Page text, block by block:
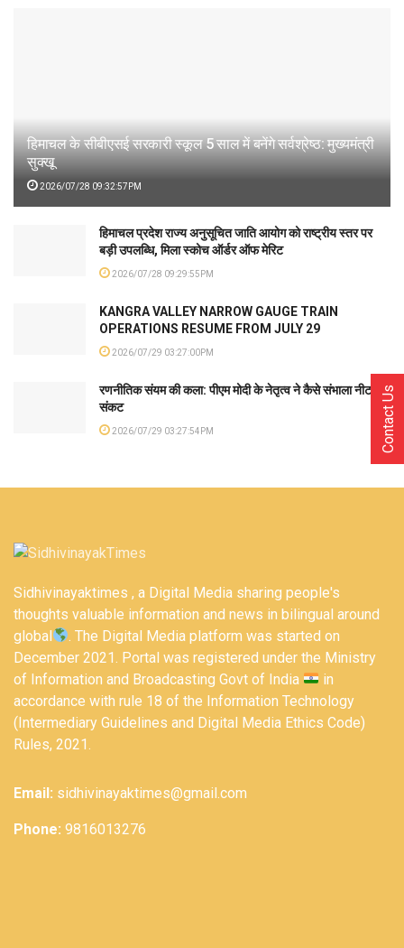
हिमाचल के सीबीएसई सरकारी स्कूल 5 साल में बनेंगे सर्वश्रेष्ठ: मुख्यमंत्री
सुक्खू
2026/07/28 09:32:57PM
हिमाचल प्रदेश राज्य अनुसूचित जाति आयोग को राष्ट्रीय स्तर पर
बड़ी उपलब्धि, मिला स्कोच ऑर्डर ऑफ मेरिट
2026/07/28 09:29:55PM
KANGRA VALLEY NARROW GAUGE TRAIN
OPERATIONS RESUME FROM JULY 29
2026/07/29 03:27:00PM
रणनीतिक संयम की कला: पीएम मोदी के नेतृत्व ने कैसे संभाला नीट
संकट
2026/07/29 03:27:54PM
Sidhivinayaktimes , a Digital Media sharing people's
thoughts valuable information and news in bilingual around
global
. The Digital Media platform was started on
December 2021. Portal was registered under the Ministry
of Information and Broadcasting Govt of India
in
accordance with rule 18 of the Information Technology
(Intermediary Guidelines and Digital Media Ethics Code)
Rules, 2021.
Email: sidhivinayaktimes@gmail.com
Phone: 9816013276
Contact Us